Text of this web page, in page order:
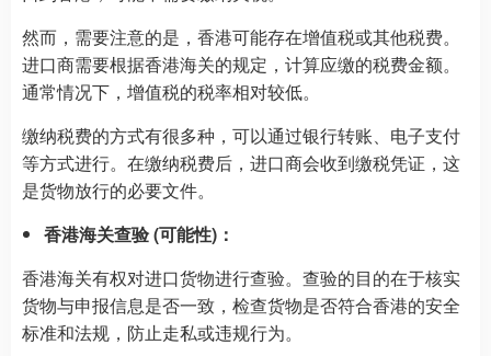
然而，需要注意的是，香港可能存在增值税或其他税费。
进口商需要根据香港海关的规定，计算应缴的税费金额。
通常情况下，增值税的税率相对较低。
缴纳税费的方式有很多种，可以通过银行转账、电子支付
等方式进行。在缴纳税费后，进口商会收到缴税凭证，这
是货物放行的必要文件。
香港海关查验 (可能性)：
香港海关有权对进口货物进行查验。查验的目的在于核实
货物与申报信息是否一致，检查货物是否符合香港的安全
标准和法规，防止走私或违规行为。